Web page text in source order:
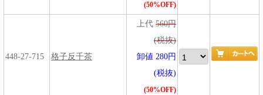
(50%OFF)
448-27-715 格子反千茶
上代 560円
(税抜)
卸値 280円
(税抜)
(50%OFF)